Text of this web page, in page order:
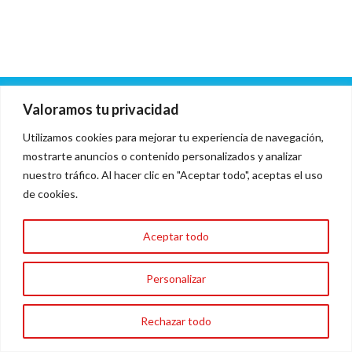
Valoramos tu privacidad
Utilizamos cookies para mejorar tu experiencia de navegación,
mostrarte anuncios o contenido personalizados y analizar
nuestro tráfico. Al hacer clic en "Aceptar todo", aceptas el uso
de cookies.
Personalizar
Rechazar todo
Aceptar todo
Cero piojitos / Técnicos especilistas en eliminar piojos Málaga
AVISO LEGALPOLÍTICA DE COOKIESPOLÍTICA DE PRIVACIDAD
FORMACIONESNOSOTROS
Sitio Realizado Por Linkasoft